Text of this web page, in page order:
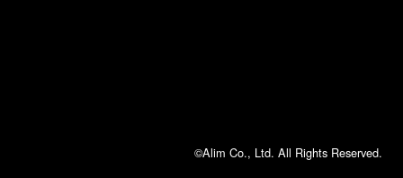
©Alim Co., Ltd. All Rights Reserved.